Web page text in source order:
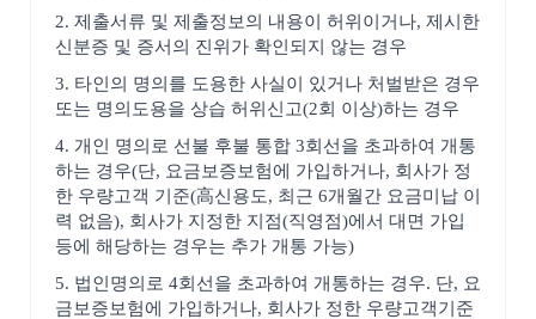
2. 제출서류 및 제출정보의 내용이 허위이거나, 제시한
신분증 및 증서의 진위가 확인되지 않는 경우
3. 타인의 명의를 도용한 사실이 있거나 처벌받은 경우
또는 명의도용을 상습 허위신고(2회 이상)하는 경우
4. 개인 명의로 선불 후불 통합 3회선을 초과하여 개통
하는 경우(단, 요금보증보험에 가입하거나, 회사가 정
한 우량고객 기준(高신용도, 최근 6개월간 요금미납 이
력 없음), 회사가 지정한 지점(직영점)에서 대면 가입
등에 해당하는 경우는 추가 개통 가능)
5. 법인명의로 4회선을 초과하여 개통하는 경우. 단, 요
금보증보험에 가입하거나, 회사가 정한 우량고객기준